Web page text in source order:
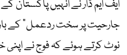
ایف ایم ڈار نے انہیں پاکستان
جارحیت پر سخت ردعمل” کے
نوٹ کرتے ہوئے کہ فوج نے اپنی